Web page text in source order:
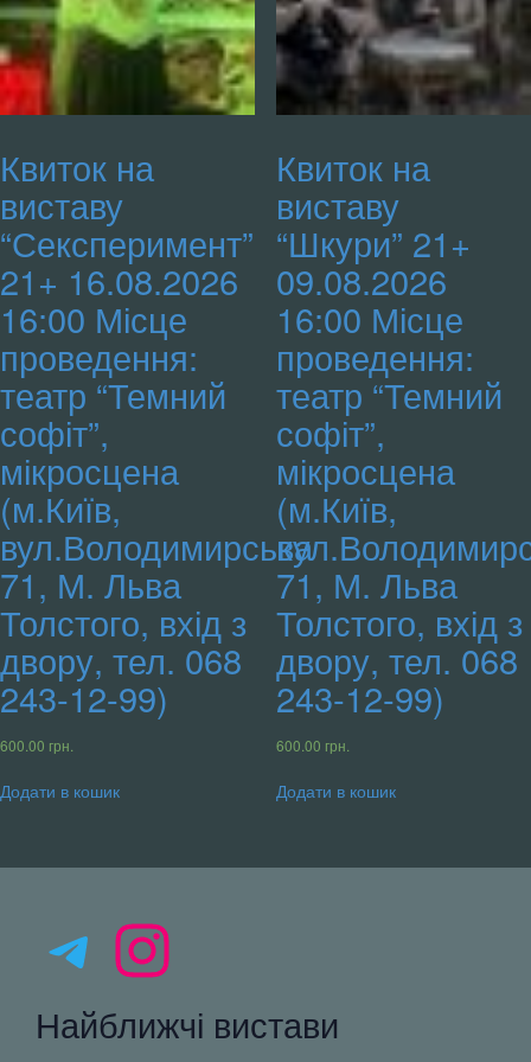
Квиток на
виставу
“Сексперимент”
21+ 16.08.2026
16:00 Місце
проведення:
театр “Темний
софіт”,
мікросцена
(м.Київ,
вул.Володимирська
71, М. Льва
Толстого, вхід з
двору, тел. 068
243-12-99)
600.00 грн.
Додати в кошик
Квиток на
виставу
“Шкури” 21+
09.08.2026
16:00 Місце
проведення:
театр “Темний
софіт”,
мікросцена
(м.Київ,
71, М. Льва
Толстого, вхід з
двору, тел. 068
243-12-99)
600.00 грн.
Додати в кошик
Telegram
Instagram
Найближчі вистави